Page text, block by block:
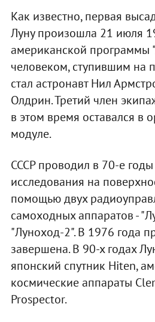
Как известно, первая
Луну произошла 21 июля
американской программы
человеком, ступившим на
стал астронавт Нил
Олдрин. Третий член
в этом время оставался в
модуле.
СССР проводил в 70-е
исследования на
помощью двух
самоходных аппаратов -
"Луноход-2". В 1976 года
завершена. В 90-х годах
японский спутник Hiten,
космические аппараты
Prospector.